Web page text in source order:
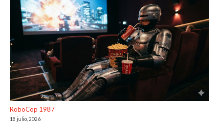
RoboCop 1987
18 julio, 2026